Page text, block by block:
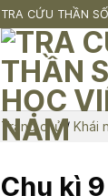
TRA CỨU THẦN
Trang chủ/ Khái
Chu kì